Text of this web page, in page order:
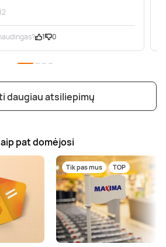
1 0
daugiau atsiliepimų
pat domėjosi
Tik pas mus TOP